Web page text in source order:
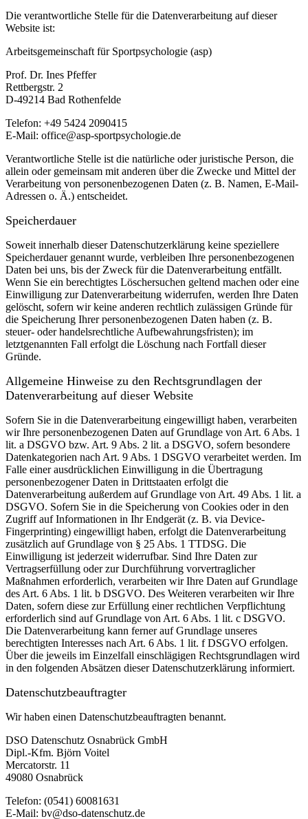
Die verantwortliche Stelle für die Datenverarbeitung auf dieser
Website ist:
Arbeitsgemeinschaft für Sportpsychologie (asp)
Prof. Dr. Ines Pfeffer
Rettbergstr. 2
D-49214 Bad Rothenfelde
Telefon: +49 5424 2090415
E-Mail: office@asp-sportpsychologie.de
Verantwortliche Stelle ist die natürliche oder juristische Person, die
allein oder gemeinsam mit anderen über die Zwecke und Mittel der
Verarbeitung von personenbezogenen Daten (z. B. Namen, E-Mail-
Adressen o. Ä.) entscheidet.
Speicherdauer
Soweit innerhalb dieser Datenschutzerklärung keine speziellere
Speicherdauer genannt wurde, verbleiben Ihre personenbezogenen
Daten bei uns, bis der Zweck für die Datenverarbeitung entfällt.
Wenn Sie ein berechtigtes Löschersuchen geltend machen oder eine
Einwilligung zur Datenverarbeitung widerrufen, werden Ihre Daten
gelöscht, sofern wir keine anderen rechtlich zulässigen Gründe für
die Speicherung Ihrer personenbezogenen Daten haben (z. B.
steuer- oder handelsrechtliche Aufbewahrungsfristen); im
letztgenannten Fall erfolgt die Löschung nach Fortfall dieser
Gründe.
Allgemeine Hinweise zu den Rechtsgrundlagen der
Datenverarbeitung auf dieser Website
Sofern Sie in die Datenverarbeitung eingewilligt haben, verarbeiten
wir Ihre personenbezogenen Daten auf Grundlage von Art. 6 Abs. 1
lit. a DSGVO bzw. Art. 9 Abs. 2 lit. a DSGVO, sofern besondere
Datenkategorien nach Art. 9 Abs. 1 DSGVO verarbeitet werden. Im
Falle einer ausdrücklichen Einwilligung in die Übertragung
personenbezogener Daten in Drittstaaten erfolgt die
Datenverarbeitung außerdem auf Grundlage von Art. 49 Abs. 1 lit. a
DSGVO. Sofern Sie in die Speicherung von Cookies oder in den
Zugriff auf Informationen in Ihr Endgerät (z. B. via Device-
Fingerprinting) eingewilligt haben, erfolgt die Datenverarbeitung
zusätzlich auf Grundlage von § 25 Abs. 1 TTDSG. Die
Einwilligung ist jederzeit widerrufbar. Sind Ihre Daten zur
Vertragserfüllung oder zur Durchführung vorvertraglicher
Maßnahmen erforderlich, verarbeiten wir Ihre Daten auf Grundlage
des Art. 6 Abs. 1 lit. b DSGVO. Des Weiteren verarbeiten wir Ihre
Daten, sofern diese zur Erfüllung einer rechtlichen Verpflichtung
erforderlich sind auf Grundlage von Art. 6 Abs. 1 lit. c DSGVO.
Die Datenverarbeitung kann ferner auf Grundlage unseres
berechtigten Interesses nach Art. 6 Abs. 1 lit. f DSGVO erfolgen.
Über die jeweils im Einzelfall einschlägigen Rechtsgrundlagen wird
in den folgenden Absätzen dieser Datenschutzerklärung informiert.
Datenschutz­beauftragter
Wir haben einen Datenschutzbeauftragten benannt.
DSO Datenschutz Osnabrück GmbH
Dipl.-Kfm. Björn Voitel
Mercatorstr. 11
49080 Osnabrück
Telefon: (0541) 60081631
E-Mail: bv@dso-datenschutz.de